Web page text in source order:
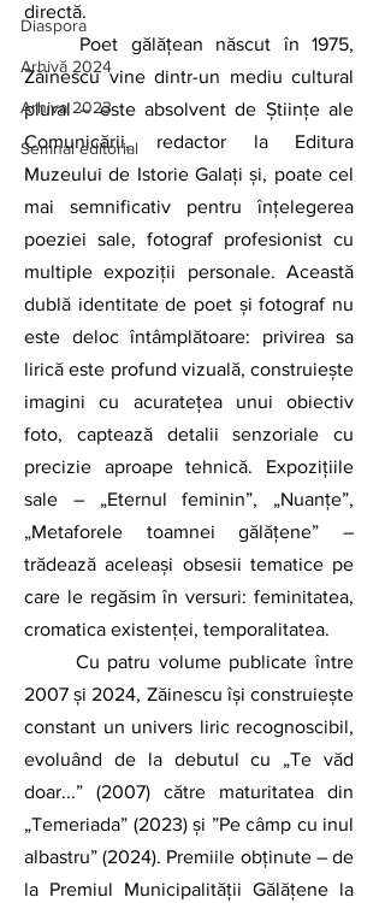
Diaspora
Arhivă 2024
Arhiva 2023
Semnal editorial
directă.
Zăinescu vine dintr-un mediu cultural
plural – este absolvent de Științe ale
Comunicării, redactor la Editura
Muzeului de Istorie Galați și, poate cel
mai semnificativ pentru înțelegerea
poeziei sale, fotograf profesionist cu
multiple expoziții personale. Această
dublă identitate de poet și fotograf nu
este deloc întâmplătoare: privirea sa
lirică este profund vizuală, construiește
imagini cu acuratețea unui obiectiv
foto, captează detalii senzoriale cu
precizie aproape tehnică. Expozițiile
sale – „Eternul feminin”, „Nuanțe”,
„Metaforele toamnei gălățene” –
trădează aceleași obsesii tematice pe
care le regăsim în versuri: feminitatea,
cromatica existenței, temporalitatea.
2007 și 2024, Zăinescu își construiește
constant un univers liric recognoscibil,
evoluând de la debutul cu „Te văd
doar...” (2007) către maturitatea din
„Temeriada” (2023) și ”Pe câmp cu inul
albastru” (2024). Premiile obținute – de
la Premiul Municipalității Gălățene la